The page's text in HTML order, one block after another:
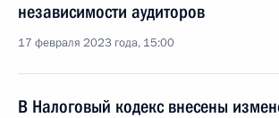
независимости аудиторов
17 февраля 2023 года, 15:00
В Налоговый кодекс внесены